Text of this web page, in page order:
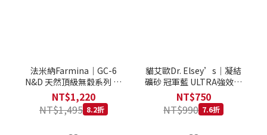
法米納Farmina｜GC-6
N&D 天然頂級無穀系列 室
內/結紮貓 雞肉石榴 1.5KG
NT$1,220
NT$1,495 8.2折
貓艾歐Dr. Elsey’s｜凝結
礦砂 冠軍藍 ULTRA強效除
臭 40LB｜Cat Litter 40磅
士
NT$750
NT$990 7.6折